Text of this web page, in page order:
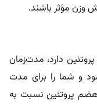
وزن مؤثر باشند.
دارد، مدت‌زمان
و شما را برای مدت
هضم پروتئین نسبت به